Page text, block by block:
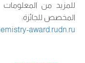
للمزيد من المعلومات
المخصص للجائزة:
award.rudn.ru